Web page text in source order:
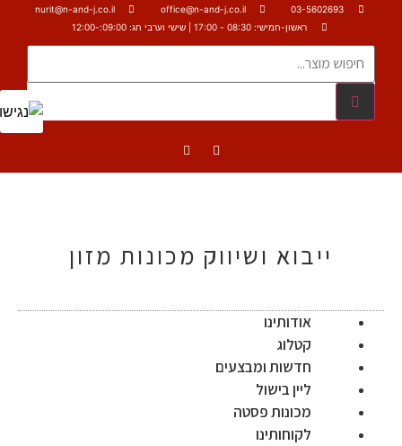
03-5602693
office@n-and-j.co.il
nurit@n-and-j.co.il
ראשון-חמישי: 08:30 - 17:00 | שישי וערבי חג: 09:00:-12:00
ייבוא ושיווק מכונות מזון
אודותינו
קטלוג
חדשות ומבצעים
ליין בישול
מכונות פסטה
לקוחותינו